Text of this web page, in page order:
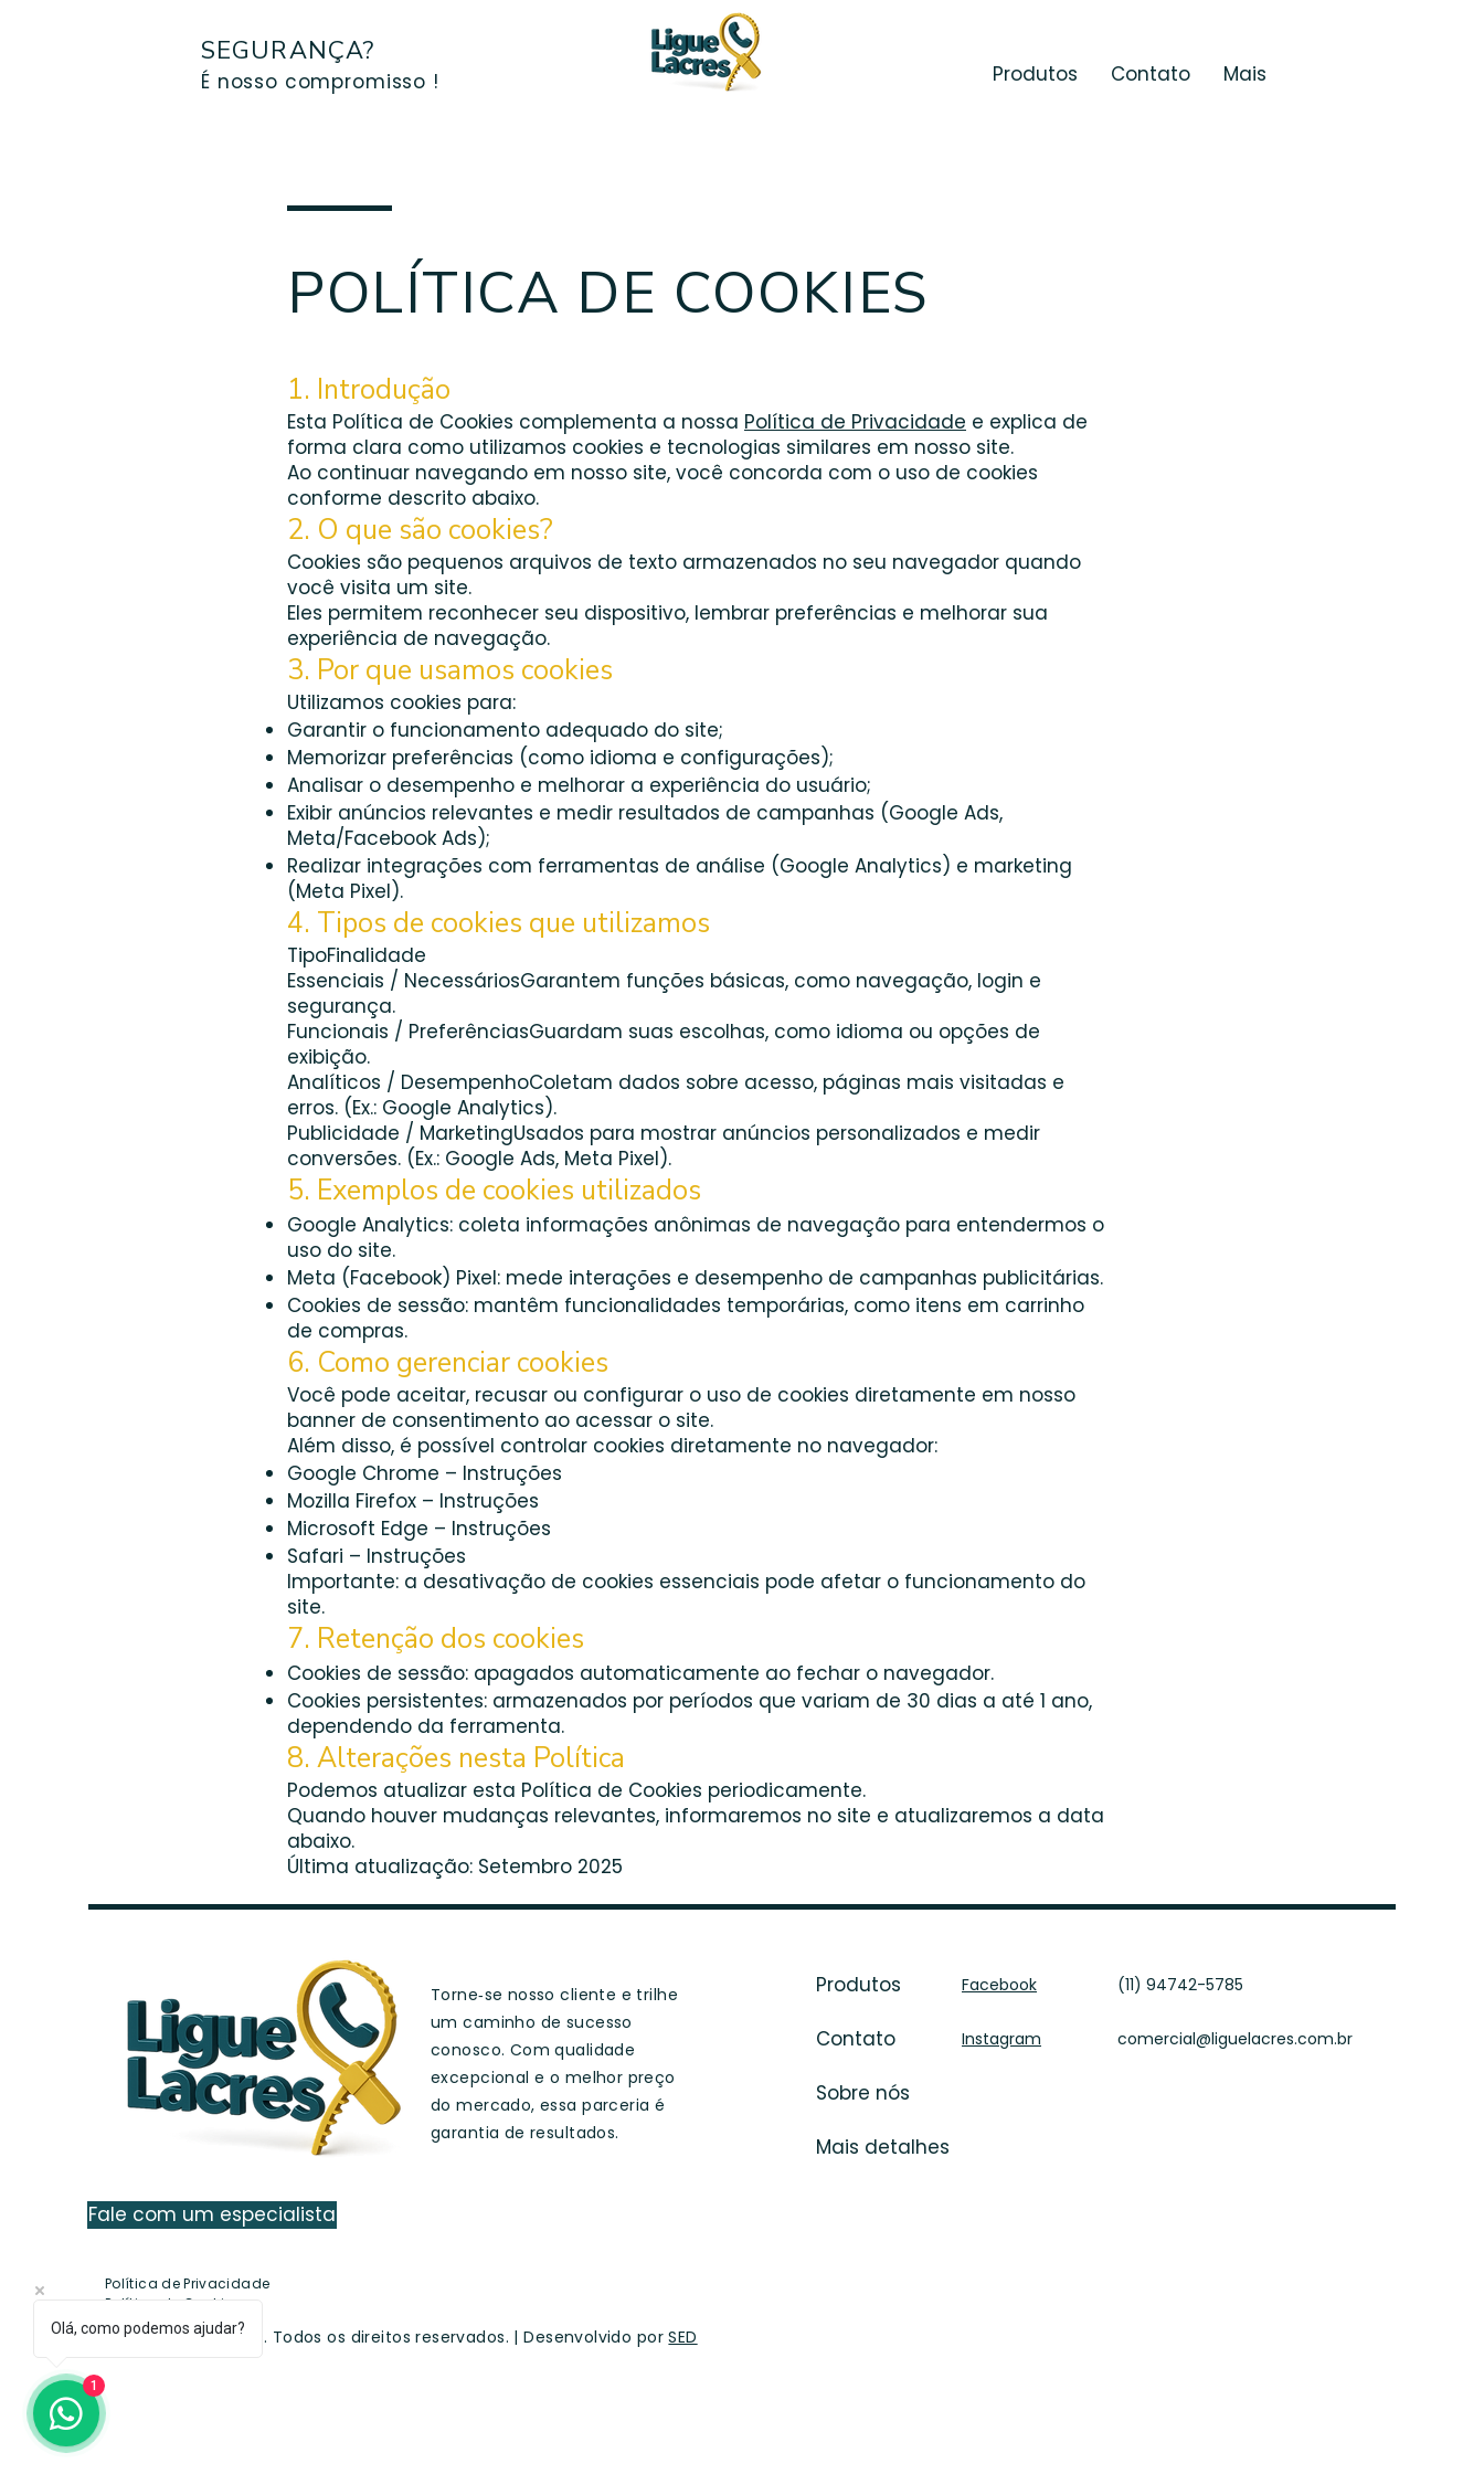
SEGURANÇA?
É nosso compromisso ! Produtos Contato Mais
POLÍTICA DE COOKIES
1. Introdução
Esta Política de Cookies complementa a nossa Política de Privacidade e explica de
forma clara como utilizamos cookies e tecnologias similares em nosso site.
Ao continuar navegando em nosso site, você concorda com o uso de cookies
conforme descrito abaixo.
2. O que são cookies?
Cookies são pequenos arquivos de texto armazenados no seu navegador quando
você visita um site.
Eles permitem reconhecer seu dispositivo, lembrar preferências e melhorar sua
experiência de navegação.
3. Por que usamos cookies
Utilizamos cookies para:
Garantir o funcionamento adequado do site;
Memorizar preferências (como idioma e configurações);
Analisar o desempenho e melhorar a experiência do usuário;
Exibir anúncios relevantes e medir resultados de campanhas (Google Ads,
Meta/Facebook Ads);
Realizar integrações com ferramentas de análise (Google Analytics) e marketing
(Meta Pixel).
4. Tipos de cookies que utilizamos
TipoFinalidade
Essenciais / NecessáriosGarantem funções básicas, como navegação, login e
segurança.
Funcionais / PreferênciasGuardam suas escolhas, como idioma ou opções de
exibição.
Analíticos / DesempenhoColetam dados sobre acesso, páginas mais visitadas e
erros. (Ex.: Google Analytics).
Publicidade / MarketingUsados para mostrar anúncios personalizados e medir
conversões. (Ex.: Google Ads, Meta Pixel).
5. Exemplos de cookies utilizados
Google Analytics: coleta informações anônimas de navegação para entendermos o
uso do site.
Meta (Facebook) Pixel: mede interações e desempenho de campanhas publicitárias.
Cookies de sessão: mantêm funcionalidades temporárias, como itens em carrinho
de compras.
6. Como gerenciar cookies
Você pode aceitar, recusar ou configurar o uso de cookies diretamente em nosso
banner de consentimento ao acessar o site.
Além disso, é possível controlar cookies diretamente no navegador:
Google Chrome – Instruções
Mozilla Firefox – Instruções
Microsoft Edge – Instruções
Safari – Instruções
Importante: a desativação de cookies essenciais pode afetar o funcionamento do
site.
7. Retenção dos cookies
Cookies de sessão: apagados automaticamente ao fechar o navegador.
Cookies persistentes: armazenados por períodos que variam de 30 dias a até 1 ano,
dependendo da ferramenta.
8. Alterações nesta Política
Podemos atualizar esta Política de Cookies periodicamente.
Quando houver mudanças relevantes, informaremos no site e atualizaremos a data
abaixo.
Última atualização: Setembro 2025
Torne‑se nosso cliente e trilhe
um caminho de sucesso
conosco. Com qualidade
excepcional e o melhor preço
do mercado, essa parceria é
garantia de resultados.
Fale com um especialista
Produtos
Contato
Sobre nós
Mais detalhes
Facebook
Instagram
(11) 94742-5785
comercial@liguelacres.com.br
Política de Privacidade
Política de Cookies
© 2025 Ligue Lacres. Todos os direitos reservados. | Desenvolvido porSED
Olá, como podemos ajudar?
1